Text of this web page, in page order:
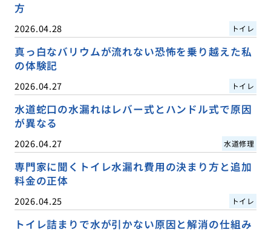
方
2026.04.28 トイレ
真っ白なバリウムが流れない恐怖を乗り越えた私
の体験記
2026.04.27 トイレ
水道蛇口の水漏れはレバー式とハンドル式で原因
が異なる
2026.04.27 水道修理
専門家に聞くトイレ水漏れ費用の決まり方と追加
料金の正体
2026.04.25 トイレ
トイレ詰まりで水が引かない原因と解消の仕組み